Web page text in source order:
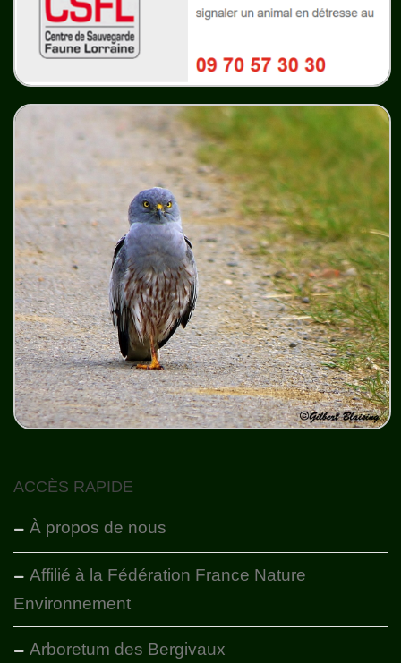
ACCÈS RAPIDE
À propos de nous
Affilié à la Fédération France Nature
Environnement
Arboretum des Bergivaux